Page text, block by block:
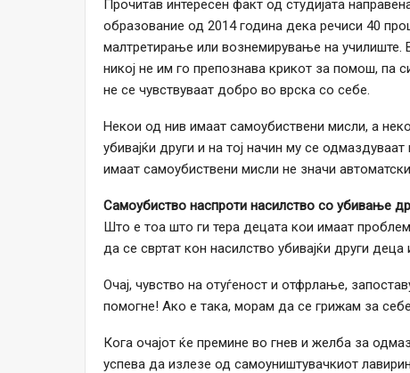
Прочитав интересен факт од студијата
образование од 2014 година дека речиси 40
малтретирање или вознемирување на училиште.
никој не им го препознава крикот за помош, па
не се чувствуваат добро во врска со себе.
Некои од нив имаат самоубиствени мисли, а
убивајќи други и на тој начин му се
имаат самоубиствени мисли не значи
Самоубиство наспроти насилство со убивање
Што е тоа што ги тера децата кои имаат
да се свртат кон насилство убивајќи други деца
Очај, чувство на отуѓеност и отфрлање,
помогне! Ако е така, морам да се грижам за
Кога очајот ќе премине во гнев и желба за
успева да излезе од самоуништувачкиот